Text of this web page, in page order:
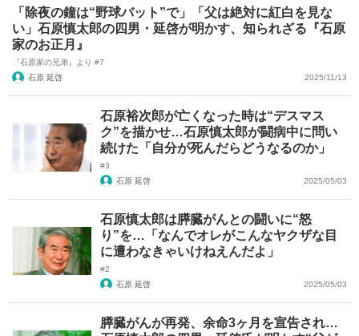
「除夜の鐘は“野球バット”で」「父は絶対に紅白を見な
い」石原慎太郎の四男・延啓が明かす、知られざる『石原
家のお正月』
『石原家の兄弟』より #7
石原 延啓
2025/11/13
石原裕次郎が亡くなった時は“デスマス
ク”を描かせ…石原慎太郎が闘病中に問い
続けた「自分が死んだらどうなるのか」
#3
石原 延啓
2025/05/03
石原慎太郎は膵臓がんとの闘いに“怒
り”を…「なんでオレがこんなヤクザな目
に遭わなきゃいけねえんだよ」
#2
石原 延啓
2025/05/03
膵臓がんが再発、余命3ヶ月を宣告され…